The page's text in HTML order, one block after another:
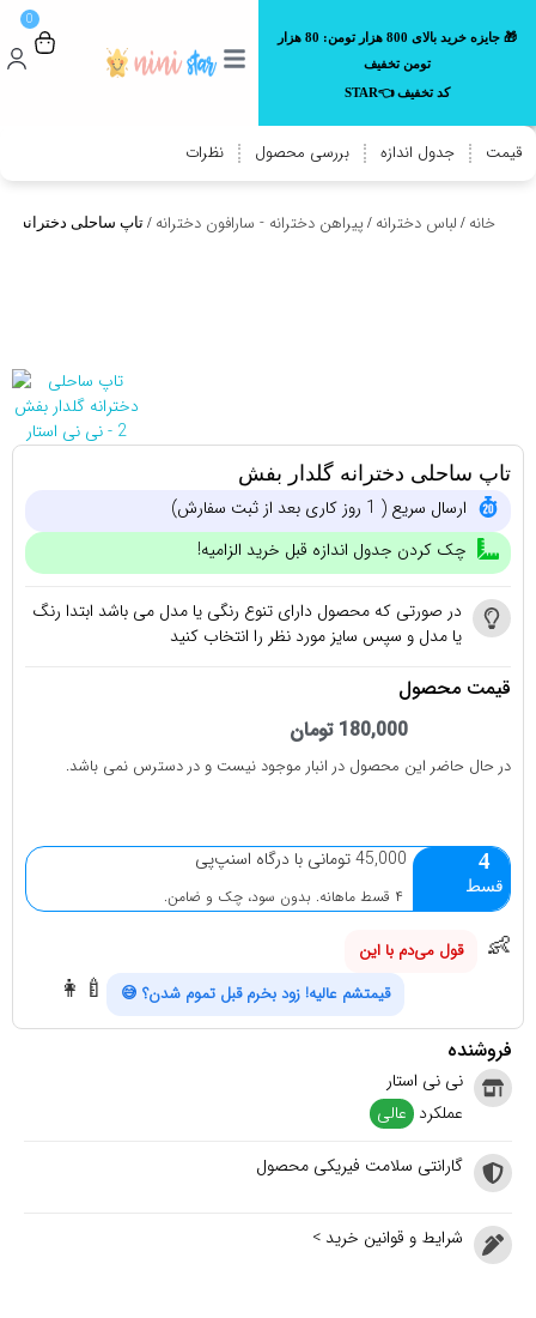
🎁 جایزه خرید بالای 800 هزار تومن:
80 هزار
تومن تخفیف
کد تخفیف 👈STAR
0
قیمت جدول اندازه بررسی محصول نظرات
خانه / لباس دخترانه / پیراهن دخترانه - سارافون دخترانه / تاپ ساحلی دخترانه
فروشنده
نی نی استار
عملکرد عالی
گارانتی سلامت فیریکی محصول
شرایط و قوانین خرید >
تاپ ساحلی دخترانه گلدار بفش
ارسال سریع ( 1 روز کاری بعد از ثبت سفارش)
چک کردن جدول اندازه قبل خرید الزامیه!
در صورتی که محصول دارای تنوع رنگی یا مدل می باشد ابتدا رنگ
یا مدل و سپس سایز مورد نظر را انتخاب کنید
قیمت محصول
180,000 تومان
در حال حاضر این محصول در انبار موجود نیست و در دسترس نمی باشد.
4
قسط
45,000 تومانی با درگاه اسنپ‌پی
۴ قسط ماهانه. بدون سود، چک و ضامن.
👶 قول می‌دم با این خوشگل‌تر
👩‍🍼 قیمتشم عالیه! زود بخرم قبل تموم شدن؟ 😅